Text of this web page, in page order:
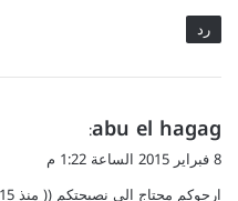
رد
ي
ق
abu el hagag
:
8 فبراير 2015 الساعة 1:22 م